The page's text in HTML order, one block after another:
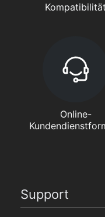
Kompatibilität
Online-
Support